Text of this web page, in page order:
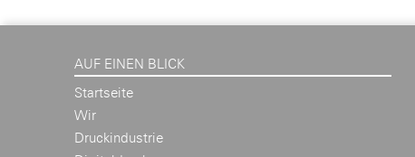
AUF EINEN BLICK
Startseite
Wir
Druckindustrie